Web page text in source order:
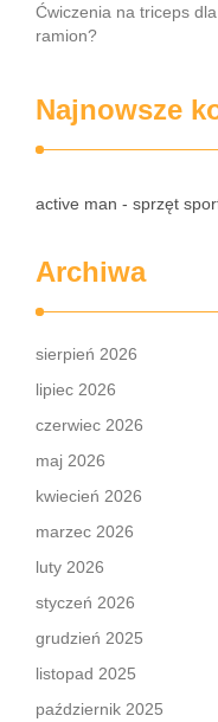
Ćwiczenia na triceps
ramion?
Najnowsze
active man - sprzęt
Archiwa
sierpień 2026
lipiec 2026
czerwiec 2026
maj 2026
kwiecień 2026
marzec 2026
luty 2026
styczeń 2026
grudzień 2025
listopad 2025
październik 2025